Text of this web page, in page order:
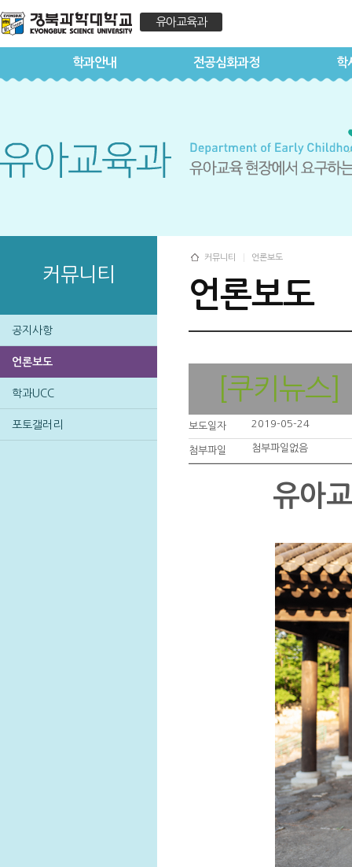
유아교육과
학과안내 전공심화과정 학
커뮤니티
공지사항
언론보도
학과UCC
포토갤러리
커뮤니티 언론보도
언론보도
[쿠키뉴스]
보도일자 2019-05-24
첨부파일 첨부파일없음
유아